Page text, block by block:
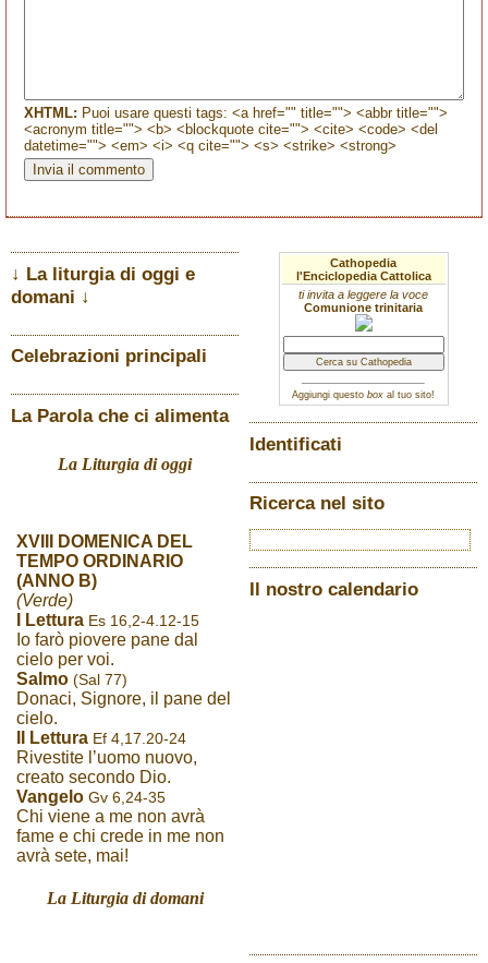
XHTML: Puoi usare questi tags: <a href="" title=""> <abbr title="">
<acronym title=""> <b> <blockquote cite=""> <cite> <code> <del
datetime=""> <em> <i> <q cite=""> <s> <strike> <strong>
↓ La liturgia di oggi e
domani ↓
Celebrazioni principali
La Parola che ci alimenta
La Liturgia di oggi
XVIII DOMENICA DEL
TEMPO ORDINARIO
(ANNO B)
(Verde)
I Lettura Es 16,2-4.12-15
Io farò piovere pane dal
cielo per voi.
Salmo (Sal 77)
Donaci, Signore, il pane del
cielo.
II Lettura Ef 4,17.20-24
Rivestite l’uomo nuovo,
creato secondo Dio.
Vangelo Gv 6,24-35
Chi viene a me non avrà
fame e chi crede in me non
avrà sete, mai!
La Liturgia di domani
Cathopedia
l'Enciclopedia Cattolica
ti invita a leggere la voce
Comunione trinitaria
Aggiungi questo box al tuo sito!
Identificati
Ricerca nel sito
Il nostro calendario